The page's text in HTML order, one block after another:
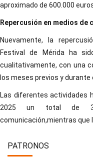
aproximado de 600.000
Repercusión en medios de
Nuevamente, la
Festival de Mérida ha
cualitativamente, con una
los meses previos y durante
Las diferentes actividades
2025 un total de
comunicación,mientras que
PATRONOS